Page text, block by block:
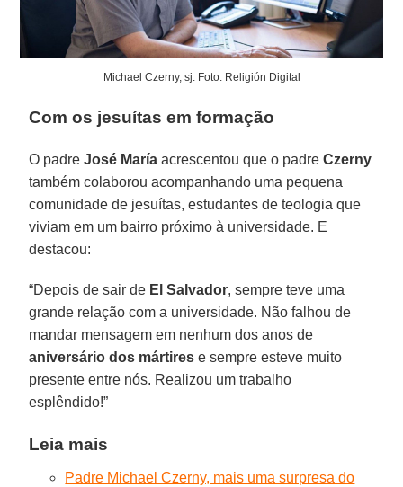
Michael Czerny, sj. Foto: Religión Digital
Com os jesuítas em formação
O padreJosé María acrescentou que o padreCzerny
também colaborou acompanhando uma pequena
comunidade de jesuítas, estudantes de teologia que
viviam em um bairro próximo à universidade. E
destacou:
“Depois de sair de El Salvador, sempre teve uma
grande relação com a universidade. Não falhou de
mandar mensagem em nenhum dos anos de
aniversário dos mártires e sempre esteve muito
presente entre nós. Realizou um trabalho
esplêndido!”
Leia mais
Padre Michael Czerny, mais uma surpresa do